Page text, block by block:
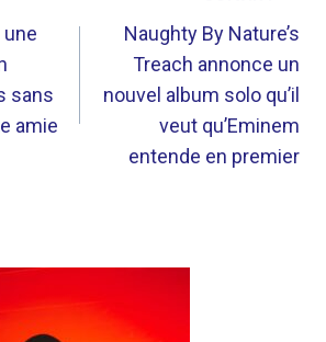
sans
amie
Naughty By Nature’s
Treach annonce un
nouvel album solo qu’il
veut qu’Eminem
entende en premier